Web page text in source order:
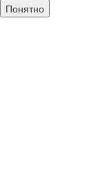
Понятно